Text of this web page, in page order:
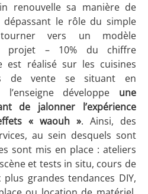
renouvelle sa manière de
dépassant le rôle du simple
vers un modèle
projet – 10% du chiffre
est réalisé sur les cuisines
de vente se situant en
développe une
de jalonner l’expérience
« waouh ». Ainsi, des
au sein desquels sont
sont mis en place : ateliers
et tests in situ, cours de
grandes tendances DIY,